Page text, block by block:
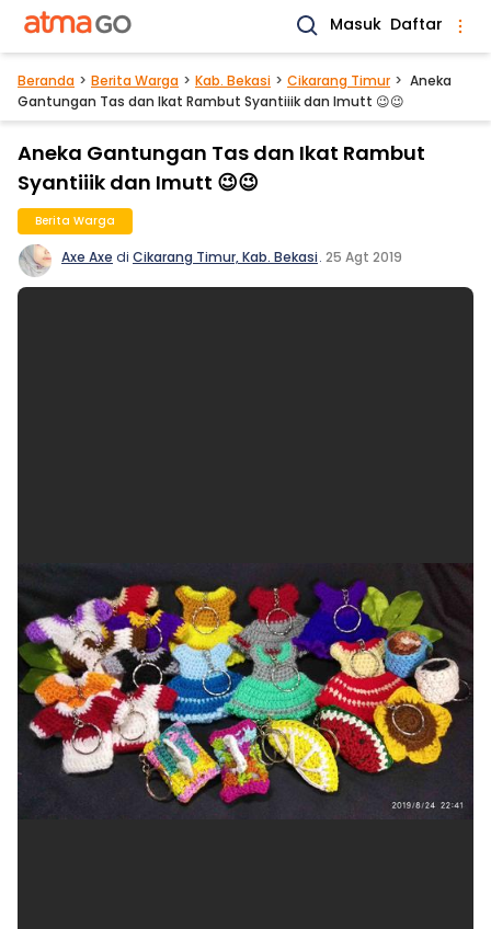
Masuk Daftar
Beranda Berita Warga Kab. Bekasi Cikarang Timur
Aneka
Gantungan Tas dan Ikat Rambut Syantiiik dan Imutt 😉😉
Aneka Gantungan Tas dan Ikat Rambut
Syantiiik dan Imutt 😉😉
Berita Warga
Axe Axe di Cikarang Timur, Kab. Bekasi. 25 Agt 2019